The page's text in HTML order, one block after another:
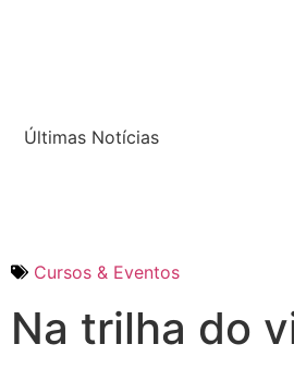
Últimas Notícias
Cursos & Eventos
Na trilha do